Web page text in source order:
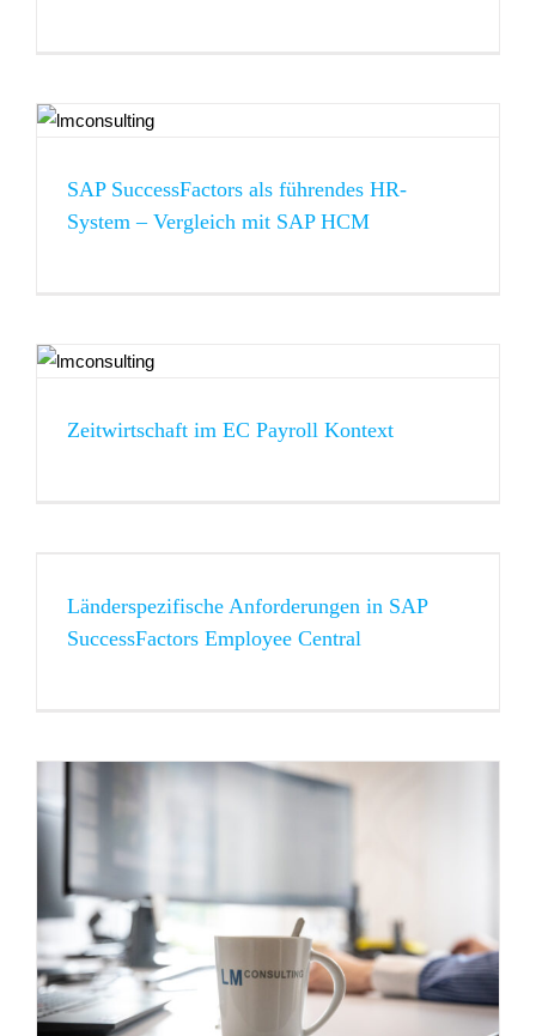
SAP SuccessFactors als führendes HR-
System – Vergleich mit SAP HCM
Zeitwirtschaft im EC Payroll Kontext
Länderspezifische Anforderungen in SAP
SuccessFactors Employee Central